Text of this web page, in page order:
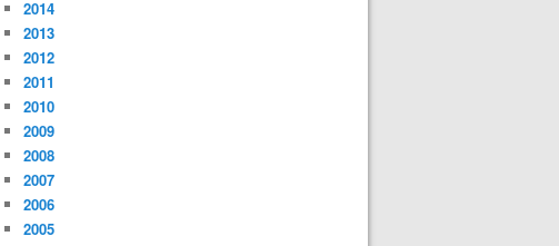
2014
2013
2012
2011
2010
2009
2008
2007
2006
2005